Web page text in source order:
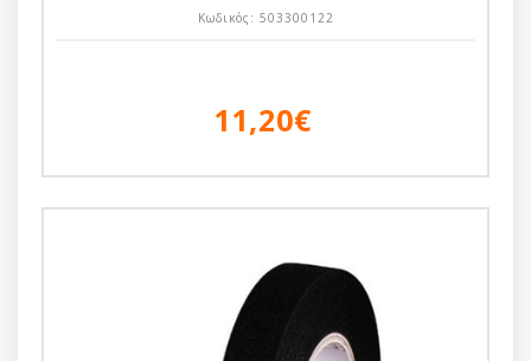
Κωδικός: 503300122
11,20€